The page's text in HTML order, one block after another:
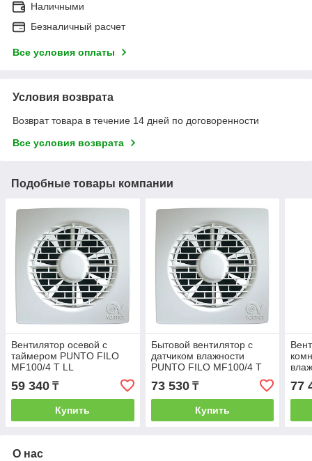
Наличными
Безналичный расчет
Все условия оплаты
Условия возврата
Возврат товара в течение 14 дней по договоренности
Все условия возврата
Подобные товары компании
Вентилятор осевой с
таймером PUNTO FILO
MF100/4 T LL
59 340 ₸
Купить
Бытовой вентилятор с
датчиком влажности
PUNTO FILO MF100/4 T
73 530₸
Купить
77
О нас